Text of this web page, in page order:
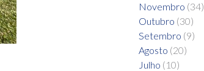
Novembro (34)
Outubro (30)
Setembro (9)
Agosto (20)
Julho (10)